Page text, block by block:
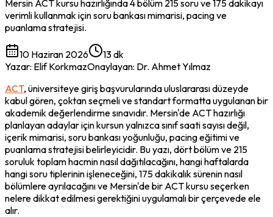
Mersin ACT kursu hazırlığında 4 bölüm 215 soru ve 175 dakikayı
verimli kullanmak için soru bankası mimarisi, pacing ve
puanlama stratejisi.
10 Haziran 2026
13 dk
Yazar: Elif KorkmazOnaylayan: Dr. Ahmet Yılmaz
ACT, üniversiteye giriş başvurularında uluslararası düzeyde
kabul gören, çoktan seçmeli ve standart formatta uygulanan bir
akademik değerlendirme sınavıdır. Mersin'de ACT hazırlığı
planlayan adaylar için kursun yalnızca sınıf saati sayısı değil,
içerik mimarisi, soru bankası yoğunluğu, pacing eğitimi ve
puanlama stratejisi belirleyicidir. Bu yazı, dört bölüm ve 215
soruluk toplam hacmin nasıl dağıtılacağını, hangi haftalarda
hangi soru tiplerinin işleneceğini, 175 dakikalık sürenin nasıl
bölümlere ayrılacağını ve Mersin'de bir ACT kursu seçerken
nelere dikkat edilmesi gerektiğini uygulamalı bir çerçevede ele
alır.